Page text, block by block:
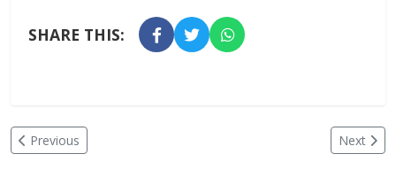
SHARE THIS:
Previous Next